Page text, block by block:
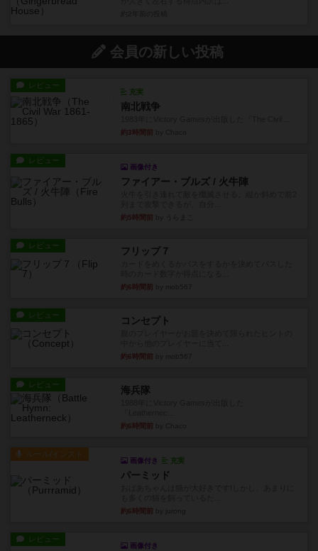
会員の新しい投稿
レビュー
充実
南北戦争
約3時間前
レビュー
画像付き
ファイアー・ブルズ / 火牛陣
約5時間前
レビュー フリップ７
約6時間前
レビュー コンセプト
約6時間前
レビュー 海兵隊
約6時間前
ルール/インスト
画像付き 充実
パーミッド
約6時間前
レビュー
画像付き